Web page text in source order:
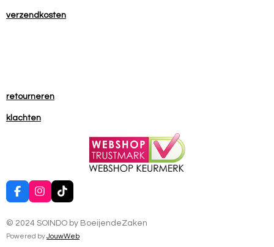
verzendkosten
retourneren
klachten
F
a
e
b
I
n
t
a
T
i
T
o
© 2024 SOINDO by BoeijendeZaken
Powered byJouwWeb